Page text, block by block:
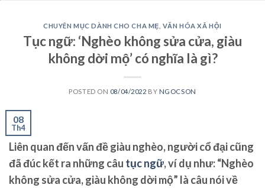
CHUYÊN MỤC DÀNH CHO CHA MẸ VĂN HÓA XÃ HỘI
Tục ngữ: ‘Nghèo không sửa cửa, giàu
không dời mộ’ có nghĩa là gì?
POSTED ON 08/04/2022 BY NGOCSON
08
Th4
Liên quan đến vấn đề giàu nghèo, người cổ đại cũng
đã đúc kết ra những câu tục ngữ, ví dụ như: “Nghèo
không sửa cửa, giàu không dời mộ” là câu nói về